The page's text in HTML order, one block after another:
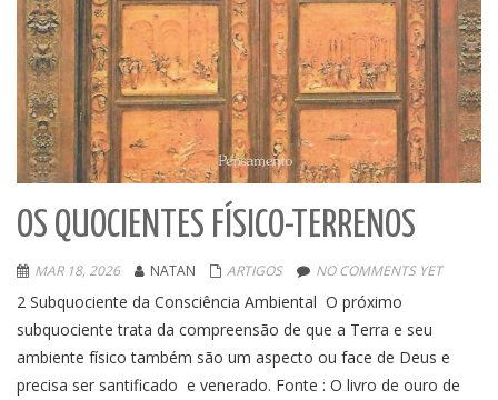
OS QUOCIENTES FÍSICO-TERRENOS
MAR 18, 2026 NATAN ARTIGOS NO COMMENTS YET
2 Subquociente da Consciência Ambiental O próximo
subquociente trata da compreensão de que a Terra e seu
ambiente físico também são um aspecto ou face de Deus e
precisa ser santificado e venerado. Fonte : O livro de ouro de